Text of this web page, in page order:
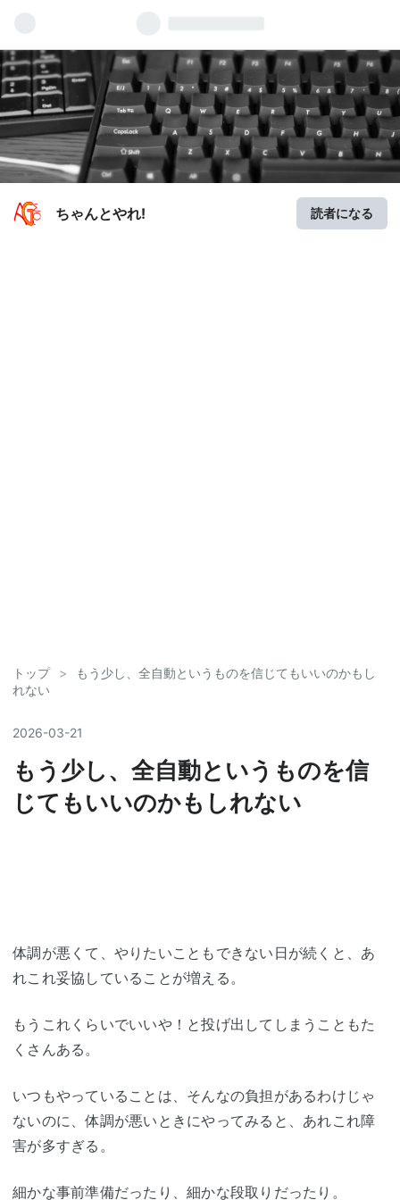
ちゃんとやれ! 読者になる
トップ >
もう少し、全自動というものを信じてもいいのかもし
れない
2026-03-21
もう少し、全自動というものを信
じてもいいのかもしれない
体調が悪くて、やりたいこともできない日が続くと、あ
れこれ妥協していることが増える。
もうこれくらいでいいや！と投げ出してしまうこともた
くさんある。
いつもやっていることは、そんなの負担があるわけじゃ
ないのに、体調が悪いときにやってみると、あれこれ障
害が多すぎる。
細かな事前準備だったり、細かな段取りだったり。